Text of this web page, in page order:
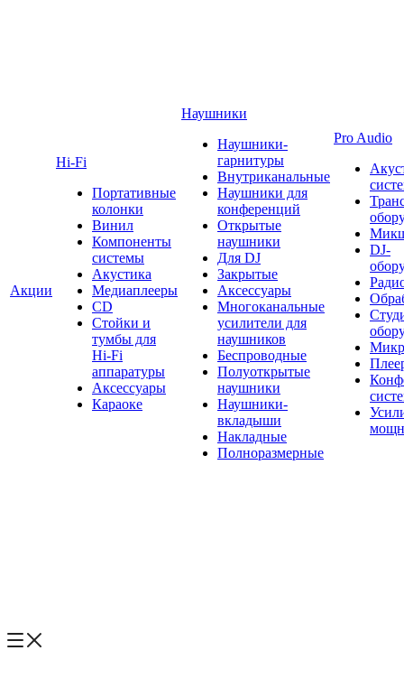
Акции
Hi-Fi
Портативные
колонки
Винил
Компоненты
системы
Акустика
Медиаплееры
CD
Стойки и
тумбы для
Hi-Fi
аппаратуры
Аксессуары
Караоке
Наушники
Наушники-
гарнитуры
Внутриканальные
Наушники для
конференций
Открытые
наушники
Для DJ
Закрытые
Аксессуары
Многоканальные
усилители для
наушников
Беспроводные
Полуоткрытые
наушники
Наушники-
вкладыши
Накладные
Полноразмерные
Pro Audio
DJ-